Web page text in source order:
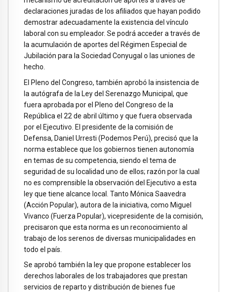
declaraciones juradas de los afiliados que hayan podido
demostrar adecuadamente la existencia del vínculo
laboral con su empleador. Se podrá acceder a través de
la acumulación de aportes del Régimen Especial de
Jubilación para la Sociedad Conyugal o las uniones de
hecho.
El Pleno del Congreso, también aprobó la insistencia de
la autógrafa de la Ley del Serenazgo Municipal, que
fuera aprobada por el Pleno del Congreso de la
República el 22 de abril último y que fuera observada
por el Ejecutivo. El presidente de la comisión de
Defensa, Daniel Urresti (Podemos Perú), precisó que la
norma establece que los gobiernos tienen autonomía
en temas de su competencia, siendo el tema de
seguridad de su localidad uno de ellos; razón por la cual
no es comprensible la observación del Ejecutivo a esta
ley que tiene alcance local. Tanto Mónica Saavedra
(Acción Popular), autora de la iniciativa, como Miguel
Vivanco (Fuerza Popular), vicepresidente de la comisión,
precisaron que esta norma es un reconocimiento al
trabajo de los serenos de diversas municipalidades en
todo el país.
Se aprobó también la ley que propone establecer los
derechos laborales de los trabajadores que prestan
servicios de reparto y distribución de bienes fue